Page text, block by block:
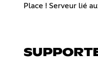
Place ! Serveur lié